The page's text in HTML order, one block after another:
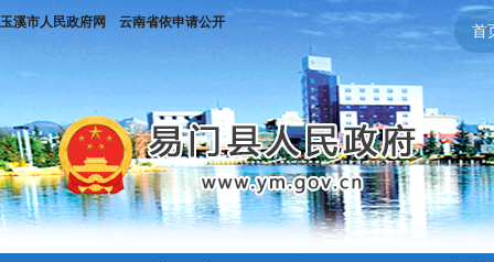
首
玉溪市人民政府网 云南省依申请公开